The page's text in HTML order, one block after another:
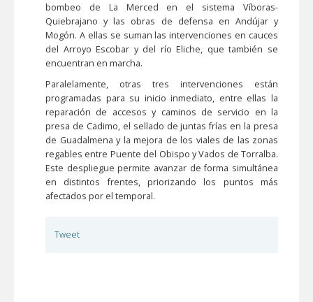
bombeo de La Merced en el sistema Víboras-
Quiebrajano y las obras de defensa en Andújar y
Mogón. A ellas se suman las intervenciones en cauces
del Arroyo Escobar y del río Eliche, que también se
encuentran en marcha.
Paralelamente, otras tres intervenciones están
programadas para su inicio inmediato, entre ellas la
reparación de accesos y caminos de servicio en la
presa de Cadimo, el sellado de juntas frías en la presa
de Guadalmena y la mejora de los viales de las zonas
regables entre Puente del Obispo y Vados de Torralba.
Este despliegue permite avanzar de forma simultánea
en distintos frentes, priorizando los puntos más
afectados por el temporal.
Tweet